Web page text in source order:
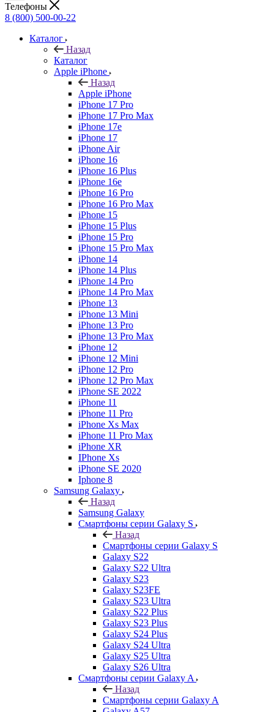
Телефоны
8 (800) 500-00-22
Каталог
Назад
Каталог
Apple iPhone
Назад
Apple iPhone
iPhone 17 Pro
iPhone 17 Pro Max
iPhone 17e
iPhone 17
iPhone Air
iPhone 16
iPhone 16 Plus
iPhone 16e
iPhone 16 Pro
iPhone 16 Pro Max
iPhone 15
iPhone 15 Plus
iPhone 15 Pro
iPhone 15 Pro Max
iPhone 14
iPhone 14 Plus
iPhone 14 Pro
iPhone 14 Pro Max
iPhone 13
iPhone 13 Mini
iPhone 13 Pro
iPhone 13 Pro Max
iPhone 12
iPhone 12 Mini
iPhone 12 Pro
iPhone 12 Pro Max
iPhone SE 2022
iPhone 11
iPhone 11 Pro
iPhone Xs Max
iPhone 11 Pro Max
iPhone XR
IPhone Xs
iPhone SE 2020
Iphone 8
Samsung Galaxy
Назад
Samsung Galaxy
Смартфоны серии Galaxy S
Назад
Смартфоны серии Galaxy S
Galaxy S22
Galaxy S22 Ultra
Galaxy S23
Galaxy S23FE
Galaxy S23 Ultra
Galaxy S22 Plus
Galaxy S23 Plus
Galaxy S24 Plus
Galaxy S24 Ultra
Galaxy S25 Ultra
Galaxy S26 Ultra
Смартфоны серии Galaxy A
Назад
Смартфоны серии Galaxy A